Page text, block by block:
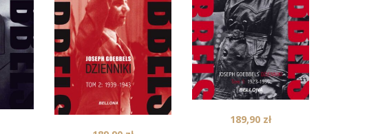
189,90 zł